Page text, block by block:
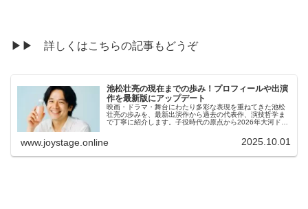
▶▶ 詳しくはこちらの記事もどうぞ
池松壮亮の現在までの歩み！プロフィールや出演
作を最新版にアップデート
映画・ドラマ・舞台にわたり多彩な表現を重ねてきた池松
壮亮の歩みを、最新出演作から過去の代表作、演技哲学ま
で丁寧に紹介します。子役時代の原点から2026年大河ドラ
ます。独立後の活動やインタビューから見える演技への向
き合い方も深掘りし、作品選びの背景まで網羅。
www.joystage.online 2025.10.01